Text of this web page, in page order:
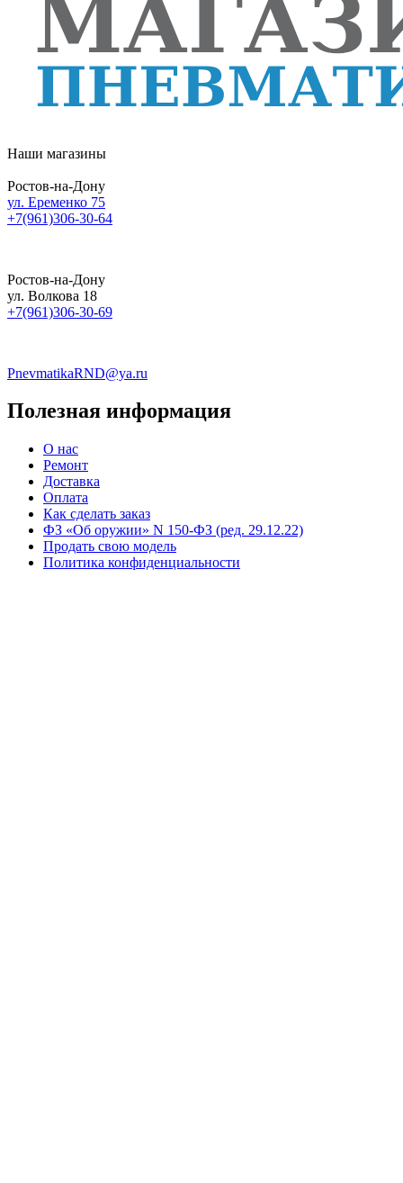
Наши магазины
Ростов-на-Дону
ул. Еременко 75
+7(961)306-30-64
Ростов-на-Дону
ул. Волкова 18
+7(961)306-30-69
PnevmatikaRND@ya.ru
Полезная информация
О нас
Ремонт
Доставка
Оплата
Как сделать заказ
ФЗ «Об оружии» N 150-ФЗ (ред. 29.12.22)
Продать свою модель
Политика конфиденциальности